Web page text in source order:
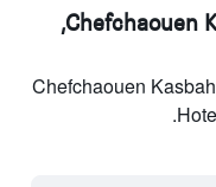
מלונות בקרבת מקום Chefchaouen Kasbah,
חיפוש והשוואתמלונות בקרבת מקום Chefchaouen Kasbah